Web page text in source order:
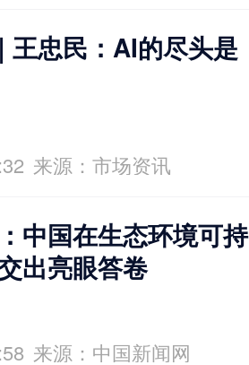
王忠民：AI的尽头是
来源：市场资讯
中国在生态环境可持
出亮眼答卷
来源：中国新闻网